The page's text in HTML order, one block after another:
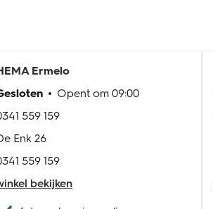
Ermelo
Opent om 09:00
559 159
Enk 26
559 159
bekijken